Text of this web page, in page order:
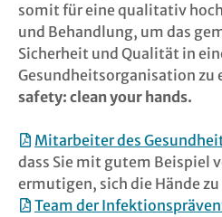
somit für eine qualitativ
und Behandlung, um das
Sicherheit und Qualität in
Gesundheitsorganisation zu
safety: clean your hands.
Mitarbeiter des
dass Sie mit gutem Beispiel
ermutigen, sich die Hände
Team der